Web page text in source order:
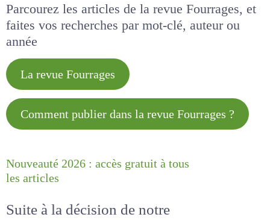
Parcourez les articles de la revue Fourrages, et
faites vos recherches par mot-clé, auteur ou
année
La revue Fourrages
Comment publier dans la revue Fourrages ?
Nouveauté 2026 : accès gratuit à tous
les articles
Suite à la décision de notre